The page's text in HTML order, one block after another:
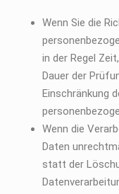
Wenn Sie die
in der Regel
Dauer der
Einschränkung
Wenn die
Daten
statt der